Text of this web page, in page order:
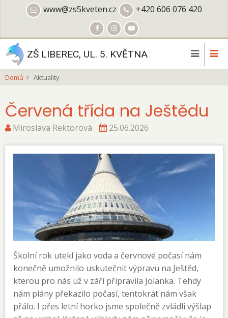
obsahu
www@zs5kveten.cz +420 606 076 420
ZŠ LIBEREC, UL. 5. KVĚTNA
Domů Aktuality
Červená třída na Ještědu
Miroslava Rektorová 25.06.2026
Školní rok utekl jako voda a červnové počasí nám
konečně umožnilo uskutečnit výpravu na Ještěd,
kterou pro nás už v září připravila Jolanka. Tehdy
nám plány překazilo počasí, tentokrát nám však
přálo. I přes letní horko jsme společně zvládli výšlap